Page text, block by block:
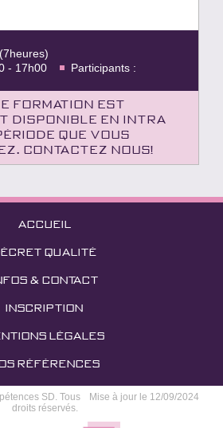
- 17h00
Participants :
formation est
disponible en intra
que vous
Contactez nous!
ACCUEIL
QUALITÉ
& CONTACT
INSCRIPTION
LÉGALES
RÉFÉRENCES
Mise à jour le 12/09/2024
SD. Tous
droits réservés.